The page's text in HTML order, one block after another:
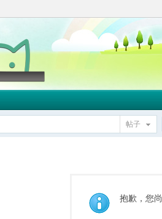
帖子
抱歉，您